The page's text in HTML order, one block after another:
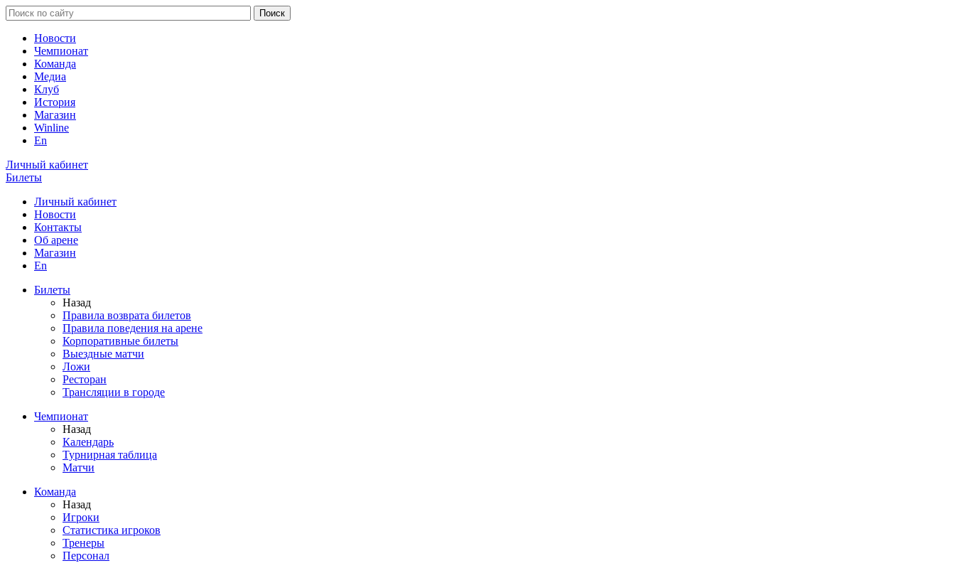
Новости
Чемпионат
Команда
Медиа
Клуб
История
Магазин
Winline
En
Личный кабинет
Билеты
Личный кабинет
Новости
Контакты
Об арене
Магазин
En
Билеты
Назад
Правила возврата билетов
Правила поведения на арене
Корпоративные билеты
Выездные матчи
Ложи
Ресторан
Трансляции в городе
Чемпионат
Назад
Календарь
Турнирная таблица
Матчи
Команда
Назад
Игроки
Статистика игроков
Тренеры
Персонал